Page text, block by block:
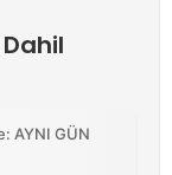
AYNI GÜN